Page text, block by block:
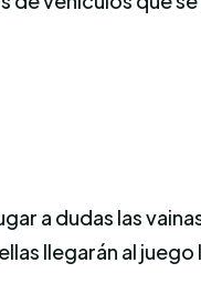
a dudas las
llegarán al